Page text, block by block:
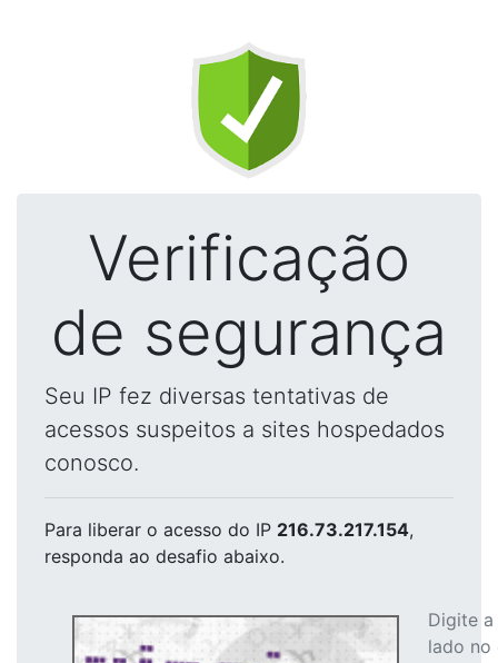
Verificação
de segurança
Seu IP fez diversas tentativas de
acessos suspeitos a sites hospedados
conosco.
Para liberar o acesso do IP 216.73.217.154,
responda ao desafio abaixo.
Digite
lado no